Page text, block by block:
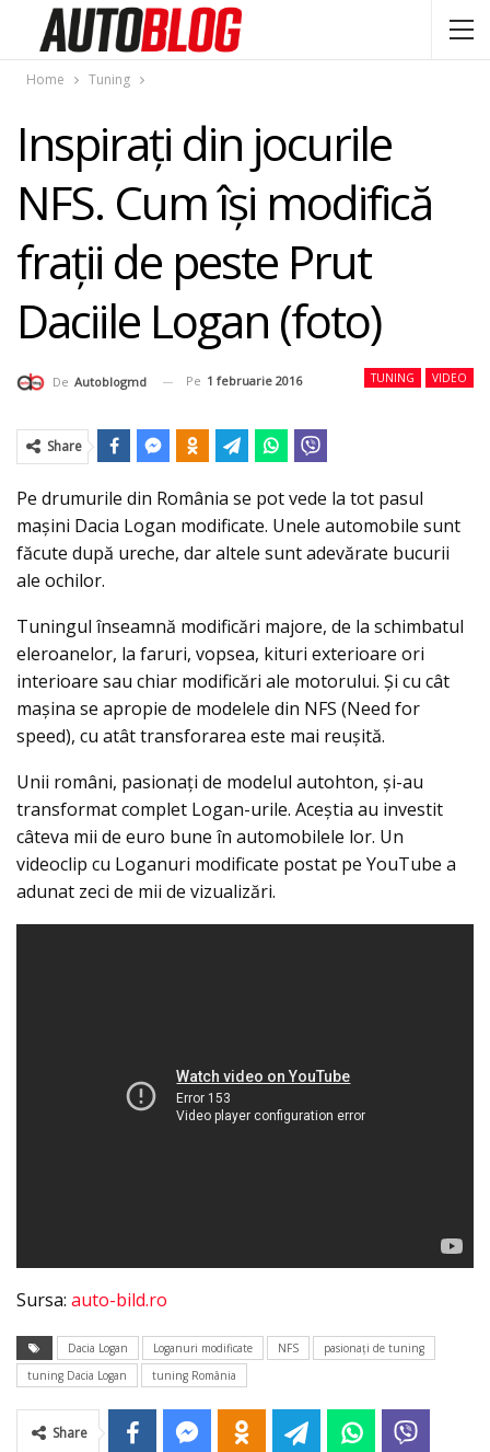
Home Tuning
Inspiraţi din jocurile
NFS. Cum îşi modifică
fraţii de peste Prut
Daciile Logan (foto)
TUNING VIDEO
De Autoblogmd Pe 1 februarie 2016
Share
Pe drumurile din România se pot vede la tot pasul
mașini Dacia Logan modificate. Unele automobile sunt
făcute după ureche, dar altele sunt adevărate bucurii
ale ochilor.
Tuningul înseamnă modificări majore, de la schimbatul
eleroanelor, la faruri, vopsea, kituri exterioare ori
interioare sau chiar modificări ale motorului. Și cu cât
mașina se apropie de modelele din NFS (Need for
speed), cu atât transforarea este mai reușită.
Unii români, pasionați de modelul autohton, și-au
transformat complet Logan-urile. Aceștia au investit
câteva mii de euro bune în automobilele lor. Un
videoclip cu Loganuri modificate postat pe YouTube a
adunat zeci de mii de vizualizări.
Sursa: auto-bild.ro
Dacia Logan Loganuri modificate NFS
pasionaţi de tuning
tuning Dacia Logan
tuning România
Share